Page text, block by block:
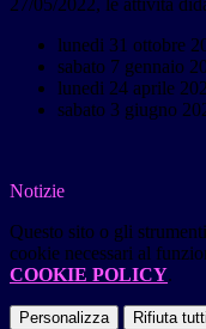
27/05/2022, le attività
lunedi 31 ottobre
sabato 7 gennaio
lunedi 24 aprile
sabato 3 giugno
Notizie
Questo sito o gli
cookie necessari al
COOKIE POLICY.
Personalizza Rifiuta tutti